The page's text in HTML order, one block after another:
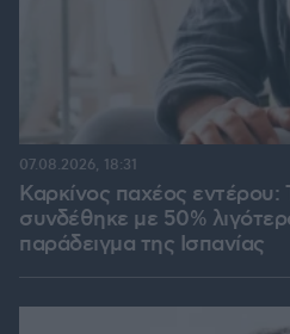
Καρκίνος παχέος εντέρου:
συνδέθηκε με 50%
παράδειγμα της Ισπανίας
07.08.2026, 18:31